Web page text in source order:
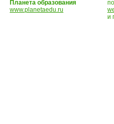
Планета образования
www.planetaedu.ru
и